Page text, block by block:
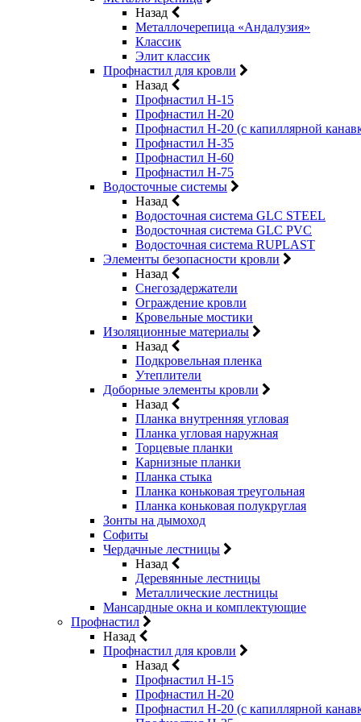
Назад
Металлочерепица «Андалузия»
Классик
Элит классик
Профнастил для кровли
Назад
Профнастил Н-15
Профнастил Н-20
Профнастил Н-20 (с капиллярной
Профнастил Н-35
Профнастил Н-60
Профнастил Н-75
Водосточные системы
Назад
Водосточная система GLC STEEL
Водосточная система GLC PVC
Водосточная система RUPLAST
Элементы безопасности кровли
Назад
Снегозадержатели
Ограждение кровли
Кровельные мостики
Изоляционные материалы
Назад
Подкровельная пленка
Утеплители
Доборные элементы кровли
Назад
Планка внутренняя угловая
Планка угловая наружная
Торцевые планки
Карнизные планки
Планка стыка
Планка коньковая треугольная
Планка коньковая полукруглая
Зонты на дымоход
Софиты
Чердачные лестницы
Назад
Деревянные лестницы
Металлические лестницы
Мансардные окна и комплектующие
Профнастил
Назад
Профнастил для кровли
Назад
Профнастил Н-15
Профнастил Н-20
Профнастил Н-20 (с капиллярной